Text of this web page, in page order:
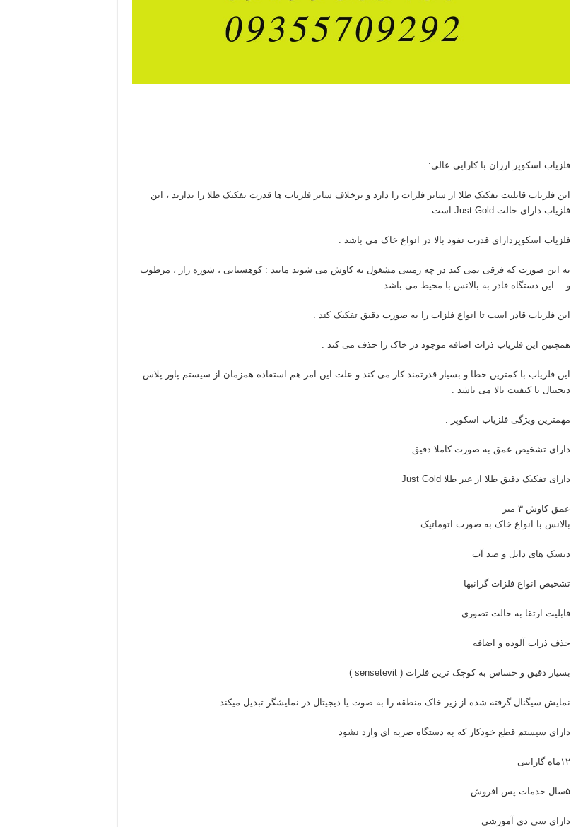
فلزیاب اسکوپر ارزان با کارایی عالی:
این فلزیاب قابلیت تفکیک طلا از سایر فلزات را دارد و برخلاف سایر فلزیاب ها قدرت تفکیک طلا را ندارند ، این
فلزیاب دارای حالت Just Gold است .
فلزیاب اسکوپردارای قدرت نفوذ بالا در انواع خاک می باشد .
به این صورت که فزقی نمی کند در چه زمینی مشغول به کاوش می شوید مانند : کوهستانی ، شوره زار ، مرطوب
و… این دستگاه قادر به بالانس با محیط می باشد .
این فلزیاب قادر است تا انواع فلزات را به صورت دقیق تفکیک کند .
همچنین این فلزیاب ذرات اضافه موجود در خاک را حذف می کند .
این فلزیاب با کمترین خطا و بسیار قدرتمند کار می کند و علت این امر هم استفاده همزمان از سیستم پاور پلاس
دیجیتال با کیفیت بالا می باشد .
مهمترین ویژگی فلزیاب اسکوپر :
دارای تشخیص عمق به صورت کاملا دقیق
دارای تفکیک دقیق طلا از غیر طلا Just Gold
عمق کاوش ۳ متر
بالانس با انواع خاک به صورت اتوماتیک
دیسک های دابل و ضد آب
تشخیص انواع فلزات گرانبها
قابلیت ارتقا به حالت تصوری
حذف ذرات آلوده و اضافه
بسیار دقیق و حساس به کوچک ترین فلزات ( sensetevit )
نمایش سیگنال گرفته شده از زیر خاک منطقه را به صوت یا دیجیتال در نمایشگر تبدیل میکند
دارای سیستم قطع خودکار که به دستگاه ضربه ای وارد نشود
۱۲ماه گارانتی
۵سال خدمات پس افروش
دارای سی دی آموزشی